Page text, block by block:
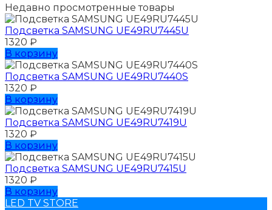
Недавно просмотренные товары
Подсветка SAMSUNG UЕ49RU7445U
1320 ₽
В корзину
Подсветка SAMSUNG UЕ49RU7440S
1320 ₽
В корзину
Подсветка SAMSUNG UЕ49RU7419U
1320 ₽
В корзину
Подсветка SAMSUNG UЕ49RU7415U
1320 ₽
В корзину
LED TV STORE